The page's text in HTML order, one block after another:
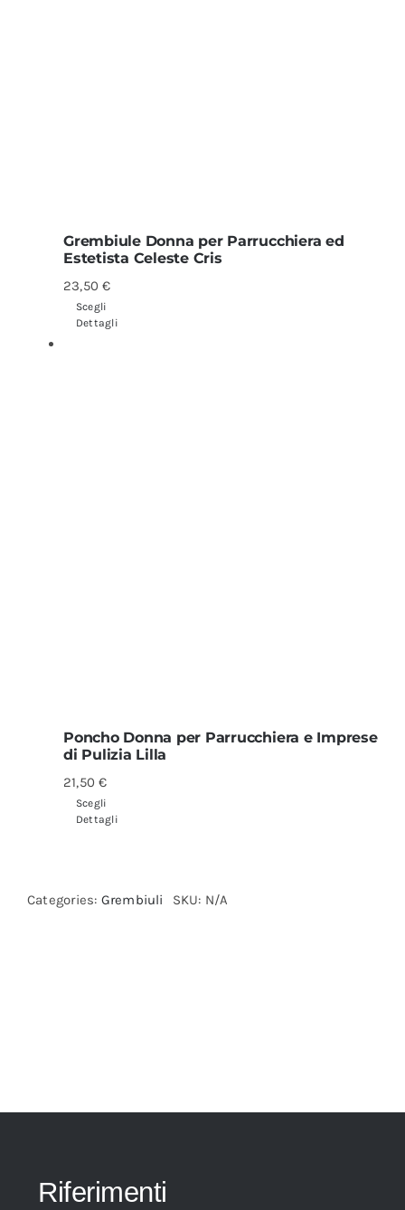
Grembiule Donna per Parrucchiera ed
Estetista Celeste Cris
23,50€
Scegli
Dettagli
Poncho Donna per Parrucchiera e Imprese
di Pulizia Lilla
21,50€
Scegli
Dettagli
Categories: Grembiuli SKU: N/A
Riferimenti